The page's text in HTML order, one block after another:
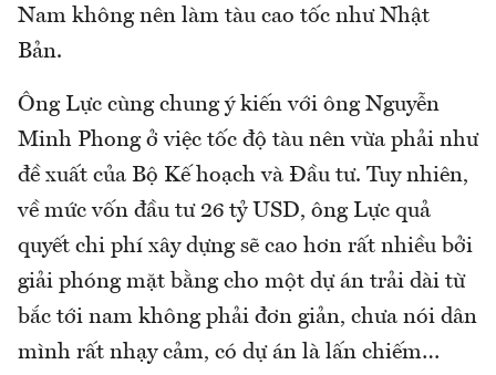
Nam không nên làm tàu cao tốc như Nhật
Bản.
Ông Lực cùng chung ý kiến với ông Nguyễn
Minh Phong ở việc tốc độ tàu nên vừa phải như
đề xuất của Bộ Kế hoạch và Đầu tư. Tuy nhiên,
về mức vốn đầu tư 26 tỷ USD, ông Lực quả
quyết chi phí xây dựng sẽ cao hơn rất nhiều bởi
giải phóng mặt bằng cho một dự án trải dài từ
bắc tới nam không phải đơn giản, chưa nói dân
mình rất nhạy cảm, có dự án là lấn chiếm…